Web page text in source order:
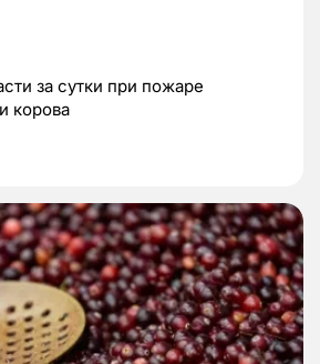
за сутки при пожаре
корова